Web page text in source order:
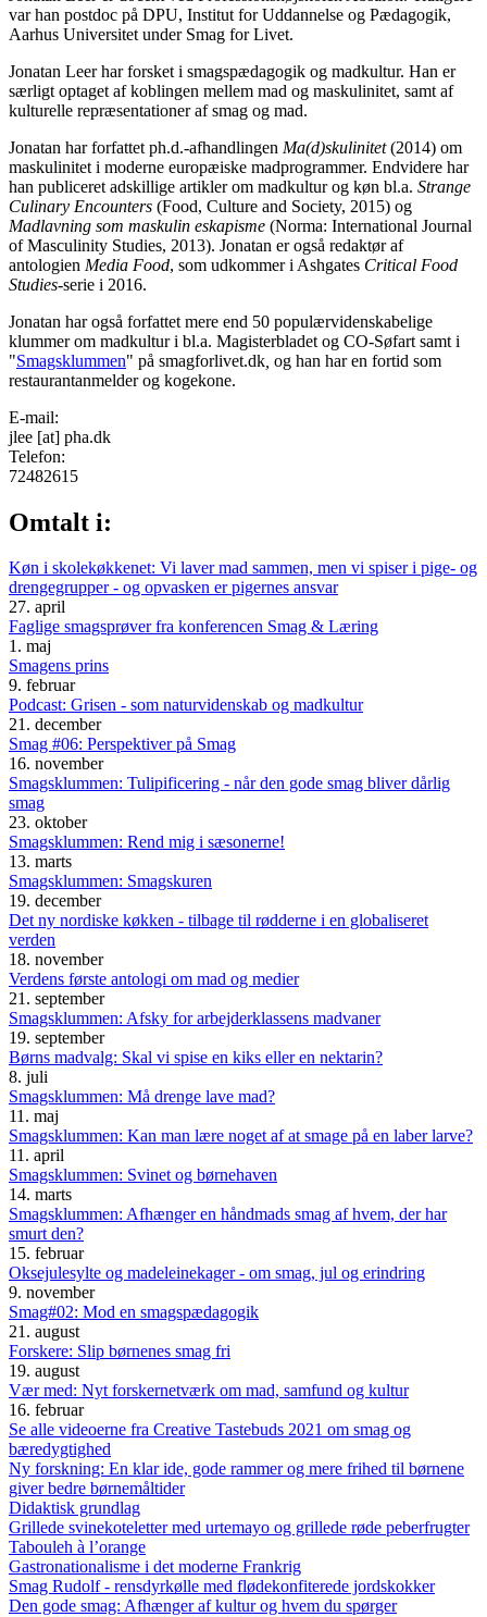
var han postdoc på DPU, Institut for Uddannelse og Pædagogik,
Aarhus Universitet under Smag for Livet.
Jonatan Leer har forsket i smagspædagogik og madkultur. Han er
særligt optaget af koblingen mellem mad og maskulinitet, samt af
kulturelle repræsentationer af smag og mad.
Jonatan har forfattet ph.d.-afhandlingen Ma(d)skulinitet(2014) om
maskulinitet i moderne europæiske madprogrammer. Endvidere har
han publiceret adskillige artikler om madkultur og køn bl.a. Strange
Culinary Encounters (Food, Culture and Society, 2015) og
Madlavning som maskulin eskapisme (Norma: International Journal
of Masculinity Studies, 2013). Jonatan er også redaktør af
antologien Media Food, som udkommer i Ashgates Critical Food
Studies-serie i 2016.
Jonatan har også forfattet mere end 50 populærvidenskabelige
klummer om madkultur i bl.a. Magisterbladet og CO-Søfart samt i
"Smagsklummen" på smagforlivet.dk og han har en fortid som
restaurantanmelder og kogekone.
E-mail:
jlee [at] pha.dk
Telefon:
72482615
Omtalt i:
Køn i skolekøkkenet: Vi laver mad sammen, men vi spiser i pige- og
drengegrupper - og opvasken er pigernes ansvar
27. april
Faglige smagsprøver fra konferencen Smag & Læring
1. maj
Smagens prins
9. februar
Podcast: Grisen - som naturvidenskab og madkultur
21. december
Smag #06: Perspektiver på Smag
16. november
Smagsklummen: Tulipificering - når den gode smag bliver dårlig
smag
23. oktober
Smagsklummen: Rend mig i sæsonerne!
13. marts
Smagsklummen: Smagskuren
19. december
Det ny nordiske køkken - tilbage til rødderne i en globaliseret
verden
18. november
Verdens første antologi om mad og medier
21. september
Smagsklummen: Afsky for arbejderklassens madvaner
19. september
Børns madvalg: Skal vi spise en kiks eller en nektarin?
8. juli
Smagsklummen: Må drenge lave mad?
11. maj
Smagsklummen: Kan man lære noget af at smage på en laber larve?
11. april
Smagsklummen: Svinet og børnehaven
14. marts
Smagsklummen: Afhænger en håndmads smag af hvem, der har
smurt den?
15. februar
Oksejulesylte og madeleinekager - om smag, jul og erindring
9. november
Smag#02: Mod en smagspædagogik
21. august
Forskere: Slip børnenes smag fri
19. august
Vær med: Nyt forskernetværk om mad, samfund og kultur
16. februar
Se alle videoerne fra Creative Tastebuds 2021 om smag og
bæredygtighed
Ny forskning: En klar ide, gode rammer og mere frihed til børnene
giver bedre børnemåltider
Didaktisk grundlag
Grillede svinekoteletter med urtemayo og grillede røde peberfrugter
Tabouleh à l’orange
Gastronationalisme i det moderne Frankrig
Smag Rudolf - rensdyrkølle med flødekonfiterede jordskokker
Den gode smag: Afhænger af kultur og hvem du spørger